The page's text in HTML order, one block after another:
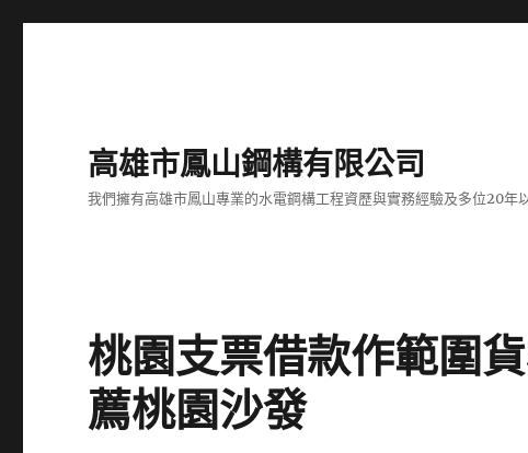
高雄市鳳山鋼構有限公司
我們擁有高雄市鳳山專業的水電鋼構工程資歷與實務經驗及多位20年
桃園支票借款作範圍
薦桃園沙發